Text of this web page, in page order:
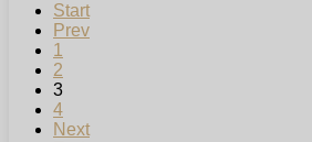
Start
Prev
1
2
3
4
Next